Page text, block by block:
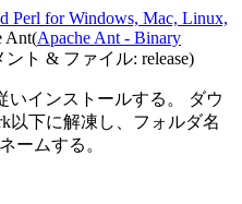
Perl for Windows, Mac, Linux,
Ant(Apache Ant - Binary
ント & ファイル: release)
いインストールする。 ダウ
以下に解凍し、フォルダ名
ームする。